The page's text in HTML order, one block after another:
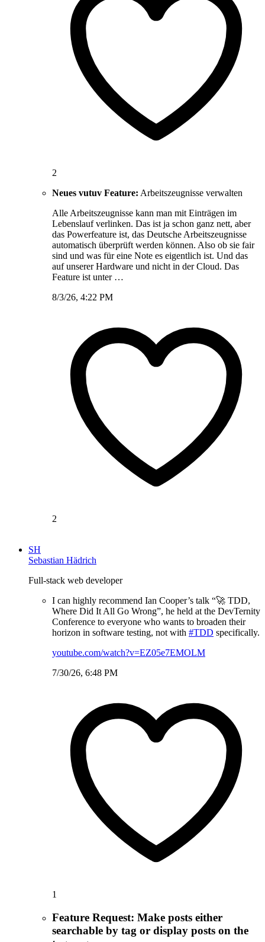
2
Neues vutuv Feature: Arbeitszeugnisse verwalten
Alle Arbeitszeugnisse kann man mit Einträgen im
Lebenslauf verlinken. Das ist ja schon ganz nett, aber
das Powerfeature ist, das Deutsche Arbeitszeugnisse
automatisch überprüft werden können. Also ob sie fair
sind und was für eine Note es eigentlich ist. Und das
auf unserer Hardware und nicht in der Cloud. Das
Feature ist unter …
8/3/26, 4:22 PM
2
SH
Sebastian Hädrich
Full-stack web developer
I can highly recommend Ian Cooper’s talk “🚀 TDD,
Where Did It All Go Wrong”, he held at the DevTernity
Conference to everyone who wants to broaden their
horizon in software testing, not with #TDD specifically.
youtube.com/watch?v=EZ05e7EMOLM
7/30/26, 6:48 PM
1
Feature Request: Make posts either
searchable by tag or display posts on the